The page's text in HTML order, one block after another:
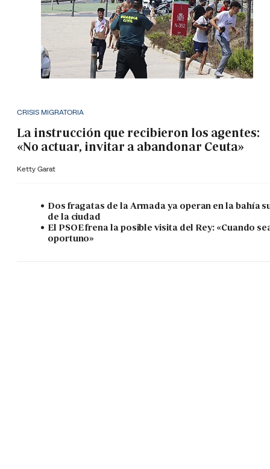
CRISIS MIGRATORIA
La instrucción que recibieron los agentes:
«No actuar, invitar a abandonar Ceuta»
Ketty Garat
Dos fragatas de la Armada ya operan en la bahía
de la ciudad
El PSOE frena la posible visita del Rey: «Cuando
oportuno»